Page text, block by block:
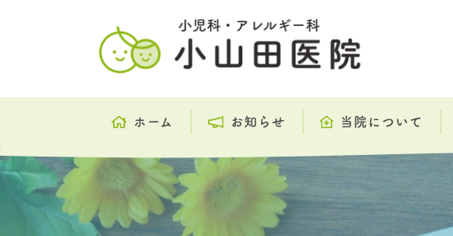
ホーム お知らせ 当院について